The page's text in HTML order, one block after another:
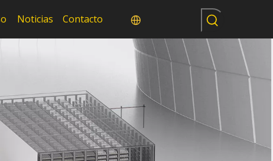
Noticias Contacto